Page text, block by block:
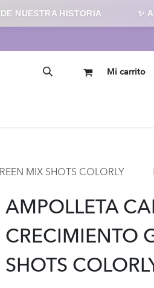
Mi carrito
MIX SHOTS COLORLY
AMPOLLETA
CRECIMIENTO
SHOTS
HISTORIA ✨